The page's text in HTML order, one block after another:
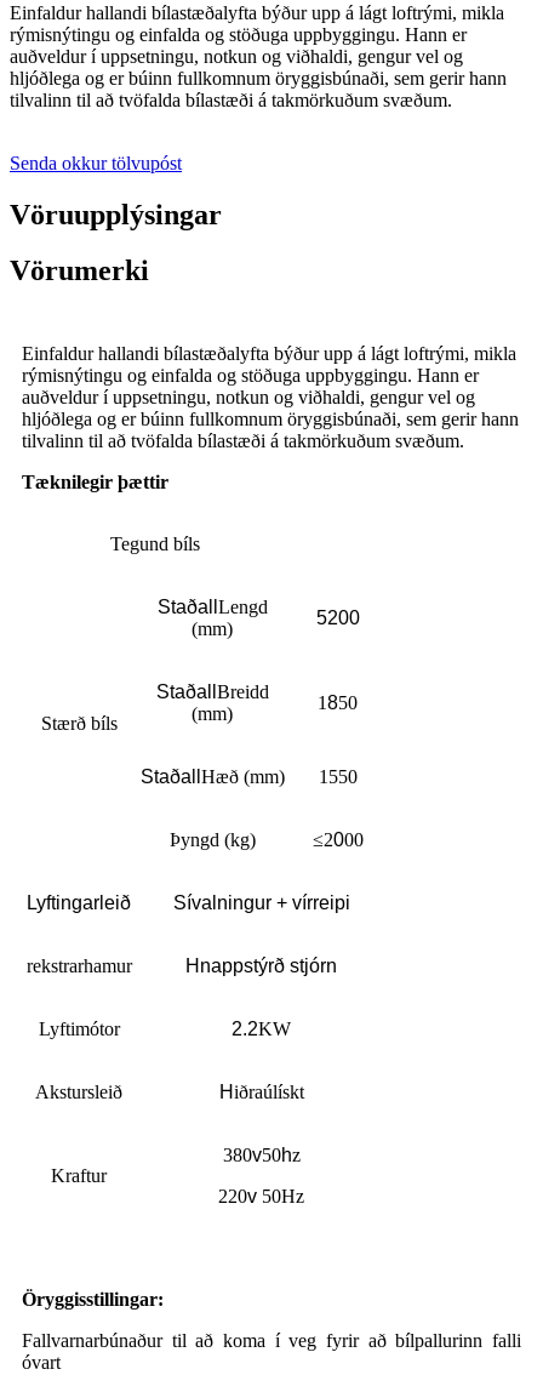
Einfaldur hallandi bílastæðalyfta býður upp á lágt loftrými, mikla
rýmisnýtingu og einfalda og stöðuga uppbyggingu. Hann er
auðveldur í uppsetningu, notkun og viðhaldi, gengur vel og
hljóðlega og er búinn fullkomnum öryggisbúnaði, sem gerir hann
tilvalinn til að tvöfalda bílastæði á takmörkuðum svæðum.
Senda okkur tölvupóst
Vöruupplýsingar
Vörumerki
Einfaldur hallandi bílastæðalyfta býður upp á lágt loftrými, mikla
rýmisnýtingu og einfalda og stöðuga uppbyggingu. Hann er
auðveldur í uppsetningu, notkun og viðhaldi, gengur vel og
hljóðlega og er búinn fullkomnum öryggisbúnaði, sem gerir hann
tilvalinn til að tvöfalda bílastæði á takmörkuðum svæðum.
Tæknilegir þættir
Tegund bíls
Stærð bíls
Staðall Lengd
(mm)
5200
Staðall Breidd
(mm)
1850
Staðall Hæð (mm) 1550
Þyngd (kg) ≤2000
Lyftingarleið Sívalningur + vírreipi
rekstrarhamur Hnappstýrð stjórn
Lyftimótor 2.2KW
Akstursleið Hiðraúlískt
Kraftur
380v50hz
220v 50Hz
Öryggisstillingar:
Fallvarnarbúnaður til að koma í veg fyrir að bílpallurinn falli
óvart